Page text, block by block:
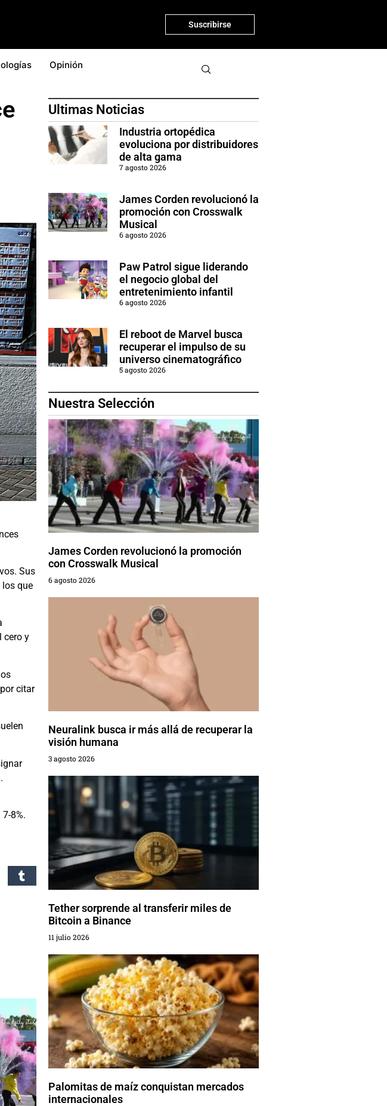
Suscribirse
Opinión
Sus
que
cero y
citar
8%.
Ultimas Noticias
Industria ortopédica
evoluciona por distribuidores
de alta gama
7 agosto 2026
James Corden revolucionó la
promoción con Crosswalk
Musical
6 agosto 2026
Paw Patrol sigue liderando
el negocio global del
entretenimiento infantil
6 agosto 2026
El reboot de Marvel busca
recuperar el impulso de su
universo cinematográfico
5 agosto 2026
Nuestra Selección
James Corden revolucionó la promoción
con Crosswalk Musical
6 agosto 2026
Neuralink busca ir más allá de recuperar la
visión humana
3 agosto 2026
Tether sorprende al transferir miles de
Bitcoin a Binance
11 julio 2026
Palomitas de maíz conquistan mercados
internacionales